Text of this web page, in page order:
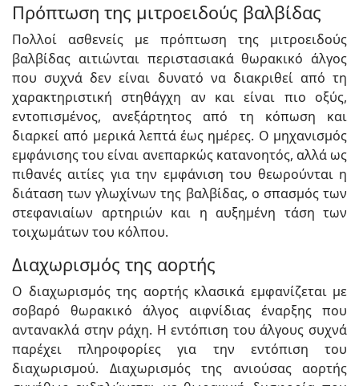
Πρόπτωση της μιτροειδούς βαλβίδας
Πολλοί ασθενείς με πρόπτωση της μιτροειδούς
βαλβίδας αιτιώνται περιστασιακά θωρακικό άλγος
που συχνά δεν είναι δυνατό να διακριθεί από τη
χαρακτηριστική στηθάγχη αν και είναι πιο οξύς,
εντοπισμένος, ανεξάρτητος από τη κόπωση και
διαρκεί από μερικά λεπτά έως ημέρες. Ο μηχανισμός
εμφάνισης του είναι ανεπαρκώς κατανοητός, αλλά ως
πιθανές αιτίες για την εμφάνιση του θεωρούνται η
διάταση των γλωχίνων της βαλβίδας, ο σπασμός των
στεφανιαίων αρτηριών και η αυξημένη τάση των
τοιχωμάτων του κόλπου.
Διαχωρισμός της αορτής
Ο διαχωρισμός της αορτής κλασικά εμφανίζεται με
σοβαρό θωρακικό άλγος αιφνίδιας έναρξης που
αντανακλά στην ράχη. Η εντόπιση του άλγους συχνά
παρέχει πληροφορίες για την εντόπιση του
διαχωρισμού. Διαχωρισμός της ανιούσας αορτής